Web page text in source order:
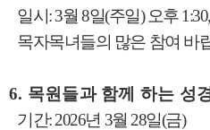
일시 : 3월 8일(주일) 오후1:30,
목자목녀들의 많은 참여 바
6. 목원들과 함께 하는 성
기간: 2026년 3월 28일(금)